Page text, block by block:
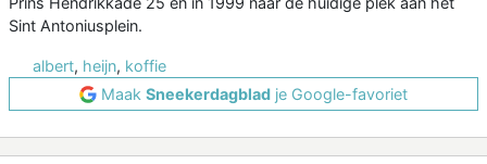
Sint Antoniusplein.
albert, heijn, koffie
Maak Sneekerdagblad je Google-favoriet